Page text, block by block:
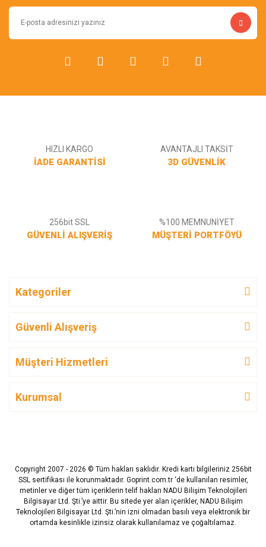
Ürün fiyatı diğer sitelerden daha pahalı.
Bu ürüne benzer farklı alternatifler olmalı.
HIZLI KARGO
İADE GARANTİSİ
AVANTAJLI TAKSİT
3D GÜVENLİK
256bit SSL
GÜVENLİ ALIŞVERİŞ
%100 MEMNUNİYET
MÜŞTERİ PORTFÖYÜ
Kategoriler
Güvenli Alışveriş
Müşteri Hizmetleri
Kurumsal
Copyright 2007 - 2026 © Tüm hakları saklıdır. Kredi kartı bilgileriniz 256bit
SSL sertifikası ile korunmaktadır. Goprint.com.tr ‘de kullanılan resimler,
metinler ve diğer tüm içeriklerin telif hakları NADU Bilişim Teknolojileri
Bilgisayar Ltd. Şti.’ye aittir. Bu sitede yer alan içerikler, NADU Bilişim
Teknolojileri Bilgisayar Ltd. Şti.’nin izni olmadan basılı veya elektronik bir
ortamda kesinlikle izinsiz olarak kullanılamaz ve çoğaltılamaz.